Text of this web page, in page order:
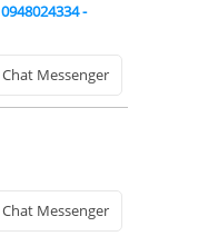
0948024334-
Chat Messenger
Chat Messenger